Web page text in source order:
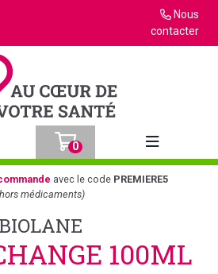
Nous
contacter
0
Afficher la
avec le code PREMIERE5
médicaments)
BIOLANE
100ML